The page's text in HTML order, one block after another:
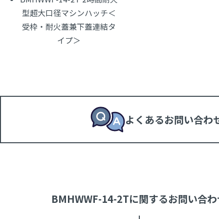
型超大口径マシンハッチ＜
受枠・耐火蓋兼下蓋連結タ
イプ＞
よくあるお問い合わ
BMHWWF-14-2Tに関するお問い合